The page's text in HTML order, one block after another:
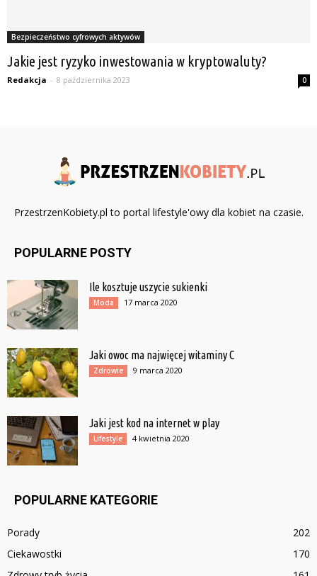
Bezpieczeństwo cyfrowych aktywów
Jakie jest ryzyko inwestowania w kryptowaluty?
Redakcja - 8 października 2023 0
PrzestrzenKobiety.pl to portal lifestyle'owy dla kobiet na czasie.
POPULARNE POSTY
Ile kosztuje uszycie sukienki
Moda 17 marca 2020
Jaki owoc ma najwięcej witaminy C
Zdrowie 9 marca 2020
Jaki jest kod na internet w play
Lifestyle 4 kwietnia 2020
POPULARNE KATEGORIE
Porady
202
Ciekawostki
170